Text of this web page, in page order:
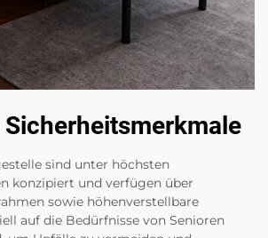
sind unter höchsten
konzipiert und verfügen über
sowie höhenverstellbare
auf die Bedürfnisse von Senioren